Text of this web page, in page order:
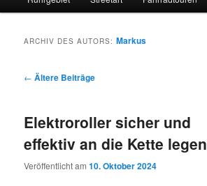
ARCHIV DES AUTORS: Markus
Beitragsnavigation
← Ältere Beiträge
Elektroroller sicher und
effektiv an die Kette legen
Veröffentlicht am10. Oktober 2024